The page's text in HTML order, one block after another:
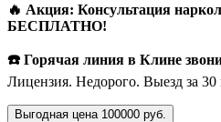
🔥 Акция: Консультация
БЕСПЛАТНО!
☎️ Горячая линия в Клине
Лицензия. Недорого. Выезд за 30
Выгодная цена 100000 руб.